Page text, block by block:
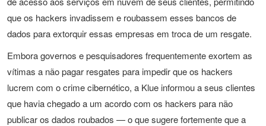
que os hackers invadissem e roubassem esses bancos de
dados para extorquir essas empresas em troca de um resgate.
Embora governos e pesquisadores frequentemente exortem as
vítimas a não pagar resgates para impedir que os hackers
lucrem com o crime cibernético, a Klue informou a seus clientes
que havia chegado a um acordo com os hackers para não
publicar os dados roubados — o que sugere fortemente que a